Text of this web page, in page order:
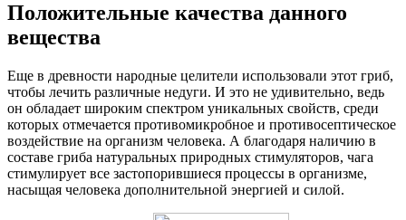
Положительные качества данного
вещества
Еще в древности народные целители использовали этот гриб,
чтобы лечить различные недуги. И это не удивительно, ведь
он обладает широким спектром уникальных свойств, среди
которых отмечается противомикробное и противосептическое
воздействие на организм человека. А благодаря наличию в
составе гриба натуральных природных стимуляторов, чага
стимулирует все застопорившиеся процессы в организме,
насыщая человека дополнительной энергией и силой.